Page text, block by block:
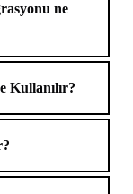
ne
Kullanılır?